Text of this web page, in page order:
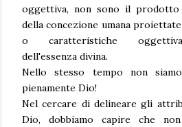
oggettiva, non sono il prodotto
della concezione umana
o caratteristiche
dell'essenza divina.
Nello stesso tempo non
pienamente Dio!
Nel cercare di delineare gli
Dio, dobbiamo capire che